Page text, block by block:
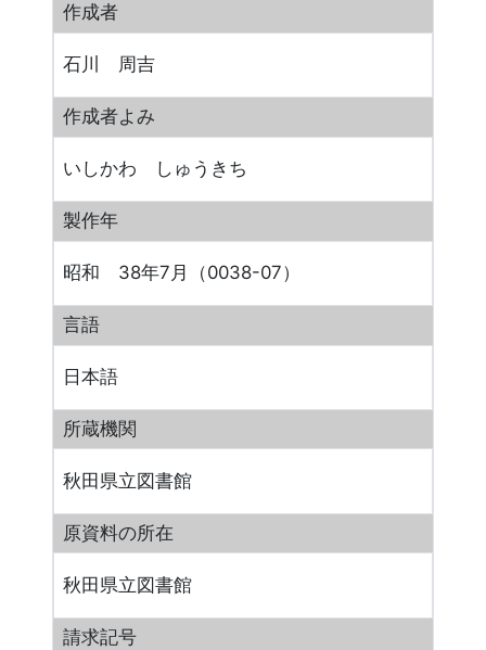
作成者
石川 周吉
作成者よみ
いしかわ しゅうきち
製作年
昭和 38年7月（0038-07）
言語
日本語
所蔵機関
秋田県立図書館
原資料の所在
秋田県立図書館
請求記号